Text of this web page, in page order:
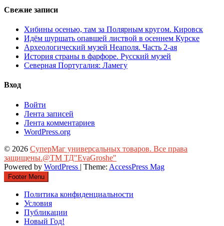
Свежие записи
Хибины осенью, там за Полярным кругом. Кировск
Идём шуршать опавшей листвой в осеннем Курске
Археологический музей Неаполя. Часть 2-ая
История страны в фарфоре. Русский музей
Северная Португалия: Ламегу
Вход
Войти
Лента записей
Лента комментариев
WordPress.org
© 2026 СуперМаг универсальных товаров. Все права
защищены.@ТМ ТД"EvaGroshe"
Powered by WordPress | Theme: AccessPress Mag
Footer Menu
Политика конфиденциальности
Условия
Публикации
Новый Год!